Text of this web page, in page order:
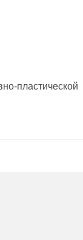
пластической